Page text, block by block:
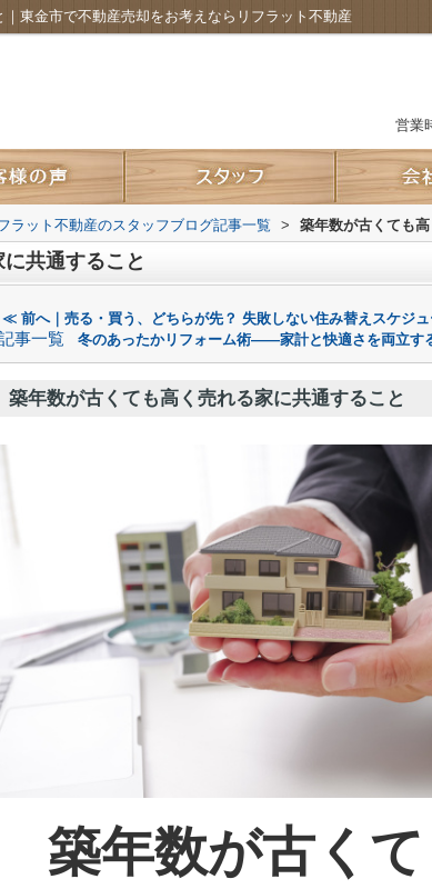
東金市で不動産売却をお考えならリフラット不動産
営業
ラット不動産のスタッフブログ記事一覧 > 築年数が古くても
共通すること
≪ 前へ｜売る・買う、どちらが先？ 失敗しない住み替えスケジ
事一覧 冬のあったかリフォーム術――家計と快適さを両立す
築年数が古くても高く売れる家に共通すること
築年数が古くて